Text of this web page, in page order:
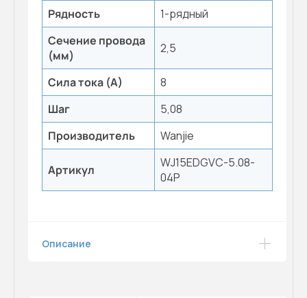
Рядность
1-рядный
Сечение провода
(мм)
2,5
Сила тока (А)
8
Шаг
5,08
Производитель
Wanjie
Артикул
WJ15EDGVC-5.08-
04P
Описание